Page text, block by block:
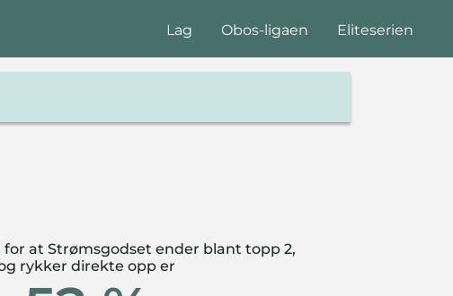
Eliteserien
Obos-ligaen
Lag
at Strømsgodset ender blant topp 2,
rykker direkte opp er